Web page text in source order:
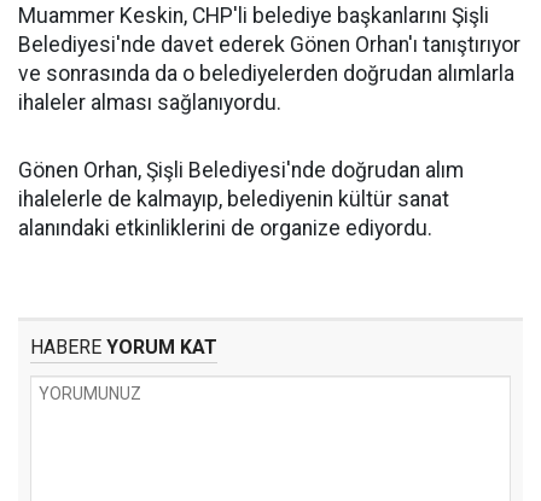
Muammer Keskin, CHP'li belediye başkanlarını Şişli
Belediyesi'nde davet ederek Gönen Orhan'ı tanıştırıyor
ve sonrasında da o belediyelerden doğrudan alımlarla
ihaleler alması sağlanıyordu.
Gönen Orhan, Şişli Belediyesi'nde doğrudan alım
ihalelerle de kalmayıp, belediyenin kültür sanat
alanındaki etkinliklerini de organize ediyordu.
HABERE YORUM KAT